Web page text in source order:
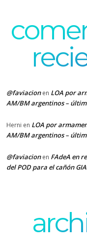
@faviacionen LOA por
AM/BM argentinos –
Herni en LOA por
AM/BM argentinos –
@faviacionen FAdeA en
del POD para el cañón